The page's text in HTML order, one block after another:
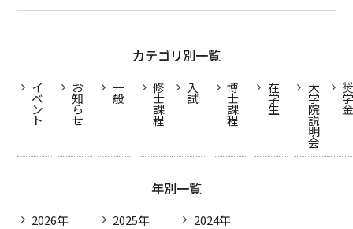
カテゴリ別一覧
イ
ベ
ン
ト
お
知
ら
せ
一
般
修
士
課
程
入
試
博
士
課
程
在
学
生
大
学
院
説
明
会
奨
学
金
年別一覧
2026年 2025年 2024年